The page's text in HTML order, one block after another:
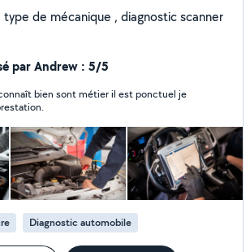
de mécanique , diagnostic scanner
par Andrew : 5/5
bien sont métier il est ponctuel je
Diagnostic automobile